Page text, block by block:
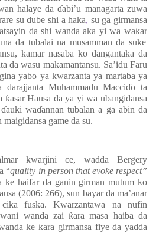
halaye daɗabi’u managarta zuwa
su dube shi a haka, su ga girmansa
da shi wanda aka yi wa waƙar
da tubalai na musamman da suke
kamar nasaba ko dangantaka da
da wasu makamantansu. Sa’idu Faru
yabo ya kwarzanta ya martaba ya
darajjanta Muhammadu Macciɗo ta
ƙasar Hausa da ya yi wa ubangidansa
ɗauki waɗannan tubalan a ga abin da
maigidansa game da su.
kwarjini ce, wadda Bergery
“quality in person that evoke respect”
ke haifar da ganin girman mutum ko
(2006: 266), sun bayar da ma’anar
fuska. Kwarzantawa na nufin
wanda zai ƙara masa haiba da
ke ƙara girmansa fiye da yadda